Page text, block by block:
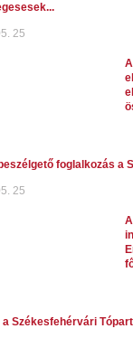
25
foglalkozás a
25
a Székesfehérvári